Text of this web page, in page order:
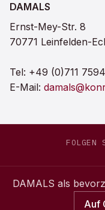
DAMALS
Ernst-Mey-Str. 8
70771 Leinfelden-
Tel: +49 (0)711
E-Mail:
FOLGEN
DAMALS als
Auf